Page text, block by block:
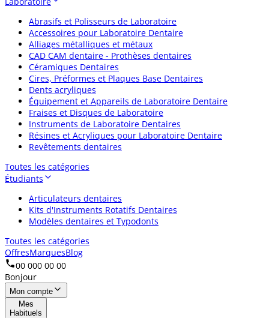
Abrasifs et Polisseurs de Laboratoire
Accessoires pour Laboratoire Dentaire
Alliages métalliques et métaux
CAD CAM dentaire - Prothèses dentaires
Céramiques Dentaires
Cires, Préformes et Plaques Base Dentaires
Dents acryliques
Équipement et Appareils de Laboratoire Dentaire
Fraises et Disques de Laboratoire
Instruments de Laboratoire Dentaires
Résines et Acryliques pour Laboratoire Dentaire
Revêtements dentaires
Toutes les catégories
Étudiants
Articulateurs dentaires
Kits d'Instruments Rotatifs Dentaires
Modèles dentaires et Typodonts
Toutes les catégories
OffresMarquesBlog
00 000 00 00
Bonjour
Mon compte
Mes
Habituels